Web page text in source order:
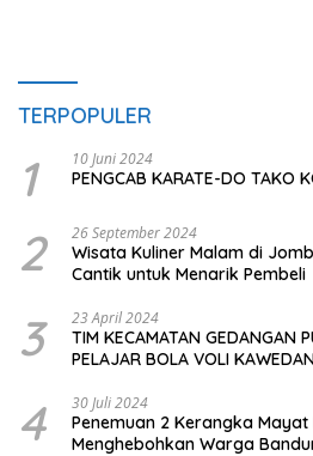
TERPOPULER
1 10 Juni 2024
PENGCAB KARATE-DO TAKO
2 26 September 2024
Wisata Kuliner Malam di
Cantik untuk Menarik Pembeli
3 23 April 2024
TIM KECAMATAN GEDANGAN
PELAJAR BOLA VOLI
4 30 Juli 2024
Penemuan 2 Kerangka Mayat
Menghebohkan Warga